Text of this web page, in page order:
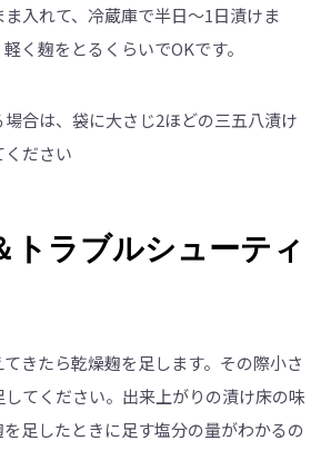
入れて、冷蔵庫で半日～1日漬けま
く麹をとるくらいでOKです。
合は、袋に大さじ2ほどの三五八漬け
ださい
トラブルシューティ
きたら乾燥麹を足します。その際小さ
してください。出来上がりの漬け床の味
足したときに足す塩分の量がわかるの